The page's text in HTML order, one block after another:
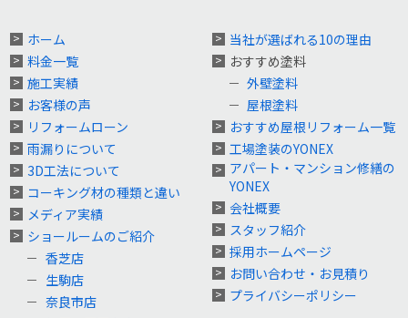
ホーム
料金一覧
施工実績
お客様の声
リフォームローン
雨漏りについて
3D工法について
コーキング材の種類と違い
メディア実績
ショールームのご紹介
香芝店
生駒店
奈良市店
当社が選ばれる10の理由
おすすめ塗料
外壁塗料
屋根塗料
おすすめ屋根リフォーム一覧
工場塗装のYONEX
アパート・マンション修繕の
YONEX
会社概要
スタッフ紹介
採用ホームページ
お問い合わせ・お見積り
プライバシーポリシー